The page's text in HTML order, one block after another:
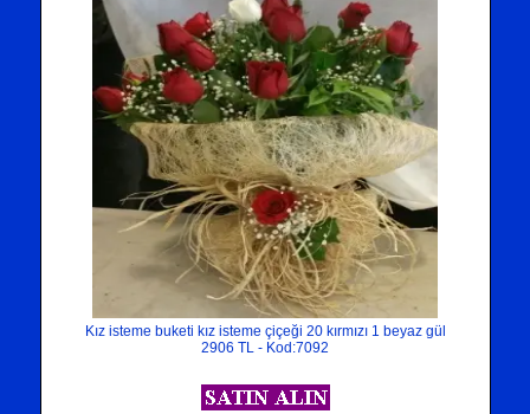
Kız isteme buketi kız isteme çiçeği 20 kırmızı 1 beyaz gül
2906 TL - Kod:7092